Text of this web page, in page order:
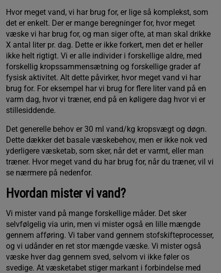
Hvor meget vand, vi har brug for, er lige så komplekst, som
det er enkelt. Der er mange beregninger for, hvor meget
væske vi har brug for, og man siger ofte, at man skal drikke
X antal liter pr. dag. Dette er ikke forkert, men det er heller
ikke helt rigtigt. Vi er alle individer i forskellige aldre, med
forskellig kropssammensætning og forskellige grader af
fysisk aktivitet. Alt dette påvirker, hvor meget vand vi har
brug for. For eksempel har vi brug for flere liter vand på en
varm dag, hvor vi træner, end på en køligere dag hvor vi er
stillesiddende.
Det generelle behov er 30 ml vand/kg kropsvægt og døgn.
Dette dækker det basale væskebehov, men er ikke nok ved
yderligere væsketab, som sker, når det er varmt, eller man
træner. Hvor meget vand du har brug for, når du træner, vil vi
se nærmere på nedenfor.
Hvordan mister vi vand?
Vi mister vand på mange forskellige måder. Det sker
selvfølgelig via urin, men vi mister også en lille mængde
gennem afføring. Vi taber vand gennem stofskifteprocesser,
og vi udånder en ret stor mængde væske. Vi mister også
væske hver dag gennem sved, selvom vi ikke føler os
svedige. At væsketabet stiger markant i forbindelse med